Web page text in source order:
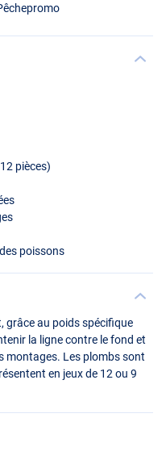
XL (9pcs)
pièces)
poissons
grâce au poids spécifique
la ligne contre le fond et
montages. Les plombs sont
en jeux de 12 ou 9